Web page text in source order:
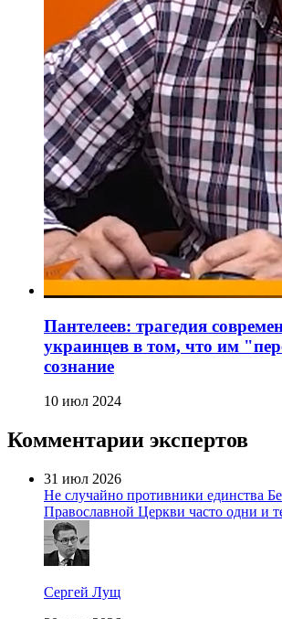
Пантелеев: трагедия
украинцев в том, что им
сознание
10 июл 2024
Комментарии экспертов
31 июл 2026
Не случайно противники единства
Православной Церкви часто одни и
Сергей Лущ